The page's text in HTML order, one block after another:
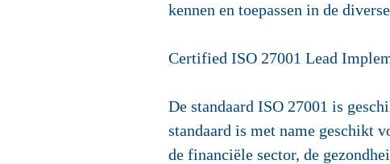
kennen en toepassen in de
Certified ISO 27001 Lead
De standaard ISO 27001 is
standaard is met name geschikt
de financiële sector, de